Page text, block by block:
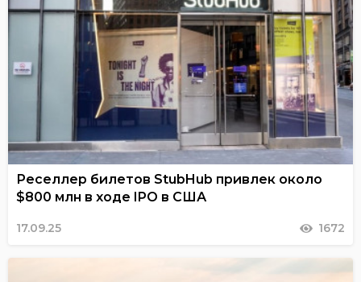
Реселлер билетов StubHub привлек около
$800 млн в ходе IPO в США
17.09.25 1672